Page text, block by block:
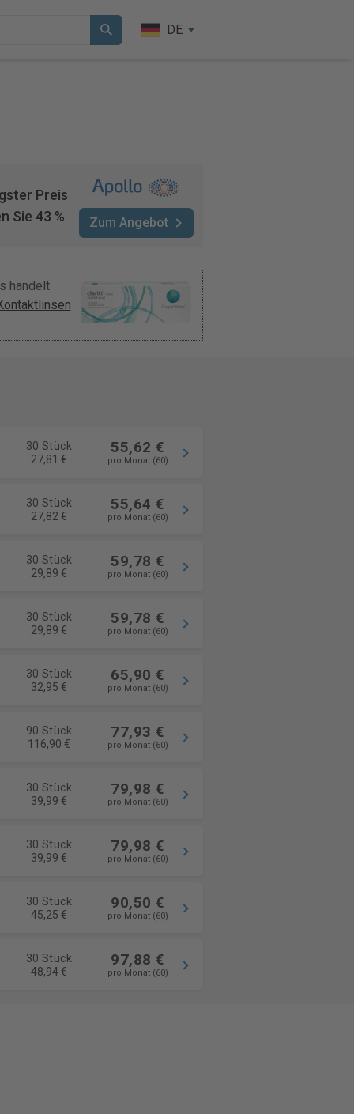
DE
Preis
Sie 43 %
Zum Angebot
handelt
30 Stück
27,81 €
55,62 €
pro Monat (60)
30 Stück
27,82 €
55,64 €
pro Monat (60)
30 Stück
29,89 €
59,78 €
pro Monat (60)
30 Stück
29,89 €
59,78 €
pro Monat (60)
30 Stück
32,95 €
65,90 €
pro Monat (60)
90 Stück
116,90 €
77,93 €
pro Monat (60)
30 Stück
39,99 €
79,98 €
pro Monat (60)
30 Stück
39,99 €
79,98 €
pro Monat (60)
30 Stück
45,25 €
90,50 €
pro Monat (60)
30 Stück
48,94 €
97,88 €
pro Monat (60)